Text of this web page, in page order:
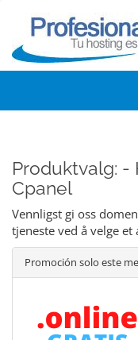
Produktvalg: -
Cpanel
Vennligst gi oss
tjeneste ved å velge
Promoción solo este